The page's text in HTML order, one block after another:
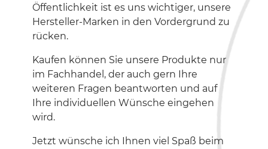
Öffentlichkeit ist es uns wichtiger, unsere
Hersteller-Marken in den Vordergrund zu
rücken.
Kaufen können Sie unsere Produkte nur
im Fachhandel, der auch gern Ihre
weiteren Fragen beantworten und auf
Ihre individuellen Wünsche eingehen
wird.
Jetzt wünsche ich Ihnen viel Spaß beim